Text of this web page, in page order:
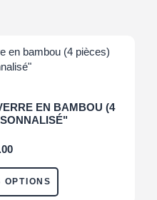
EN BAMBOU (4
OPTIONS